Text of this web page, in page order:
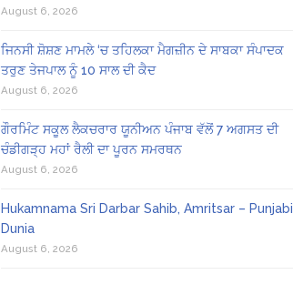
August 6, 2026
ਜਿਨਸੀ ਸ਼ੋਸ਼ਣ ਮਾਮਲੇ ‘ਚ ਤਹਿਲਕਾ ਮੈਗਜ਼ੀਨ ਦੇ ਸਾਬਕਾ ਸੰਪਾਦਕ
ਤਰੁਣ ਤੇਜਪਾਲ ਨੂੰ 10 ਸਾਲ ਦੀ ਕੈਦ
August 6, 2026
ਗੌਰਮਿੰਟ ਸਕੂਲ ਲੈਕਚਰਾਰ ਯੂਨੀਅਨ ਪੰਜਾਬ ਵੱਲੋਂ 7 ਅਗਸਤ ਦੀ
ਚੰਡੀਗੜ੍ਹ ਮਹਾਂ ਰੈਲੀ ਦਾ ਪੂਰਨ ਸਮਰਥਨ
August 6, 2026
Hukamnama Sri Darbar Sahib, Amritsar – Punjabi
Dunia
August 6, 2026